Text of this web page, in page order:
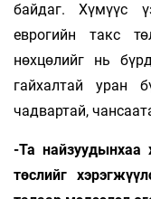
байдаг. Хүмүүс
еврогийн такс
нөхцөлийг нь
гайхалтай уран
чадвартай,
-Та найзуудынхаа
төслийг